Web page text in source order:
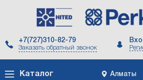
+7(727)310-82-79
Заказать обратный звонок
Каталог Алматы